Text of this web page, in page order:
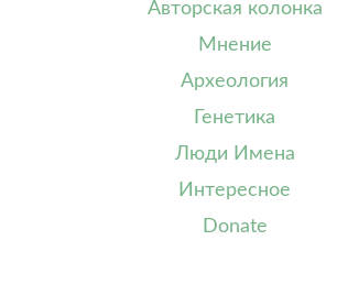
Авторская колонка
Мнение
Археология
Генетика
Люди Имена
Интересное
Donate